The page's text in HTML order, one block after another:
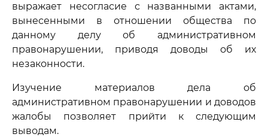
выражает несогласие с названными актами,
вынесенными в отношении общества по
данному делу об административном
правонарушении, приводя доводы об их
незаконности.
Изучение материалов дела об
административном правонарушении и доводов
жалобы позволяет прийти к следующим
выводам.